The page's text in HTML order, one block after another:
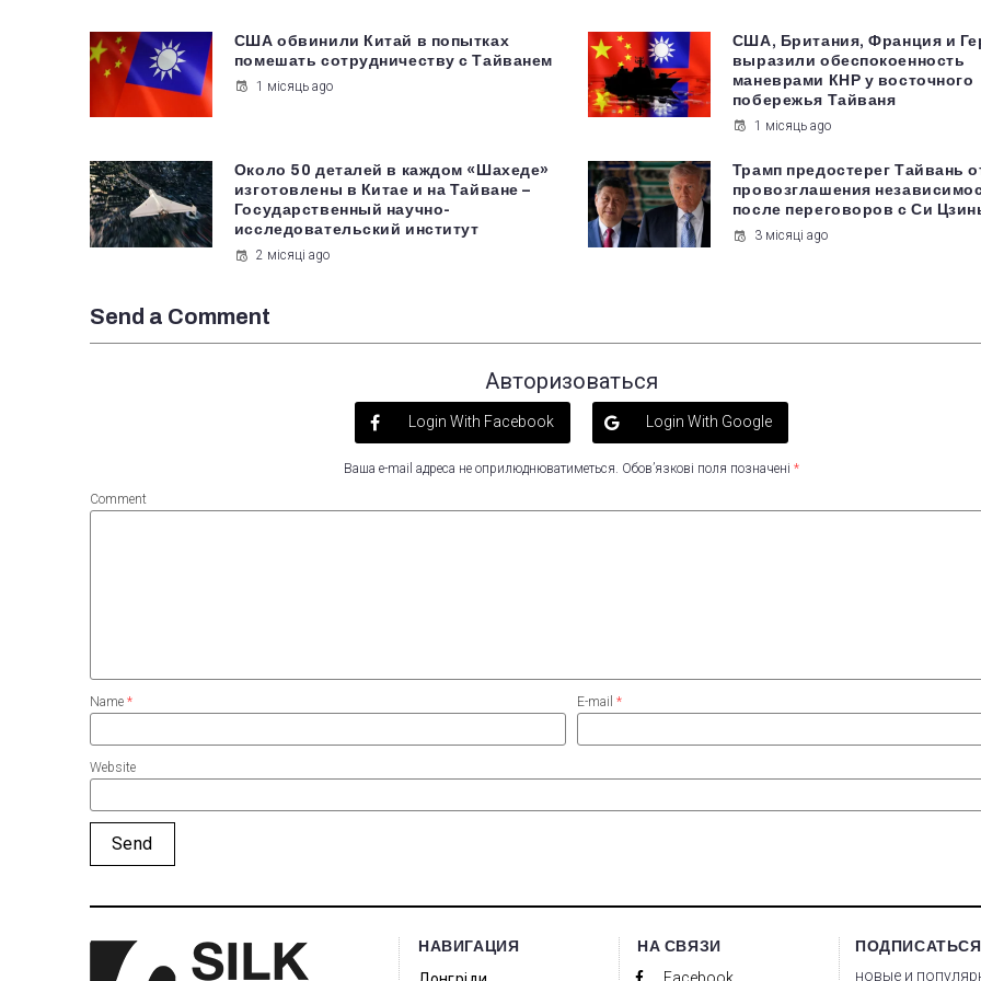
США обвинили Китай в попытках
помешать сотрудничеству с Тайванем
1 місяць ago
США, Британия, Франция и
выразили обеспокоенность
маневрами КНР у восточного
побережья Тайваня
1 місяць ago
Около 50 деталей в каждом «Шахеде»
изготовлены в Китае и на Тайване –
Государственный научно-
исследовательский институт
2 місяці ago
Трамп предостерег Тайвань
провозглашения
после переговоров с Си
3 місяці ago
Send a Comment
Авторизоваться
Login With Facebook Login With Google
Ваша e-mail адреса не оприлюднюватиметься. Обов’язкові поля позначені *
Comment
Name * E-mail *
Website
НАВИГАЦИЯ НА СВЯЗИ
Facebook новые и